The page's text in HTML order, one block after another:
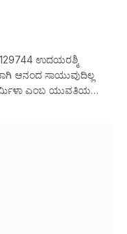
ಉದಯರಶ್ಮಿ
ಆನಂದ ಸಾಯುವುದಿಲ್ಲ
ಎಂಬ ಯುವತಿಯ…